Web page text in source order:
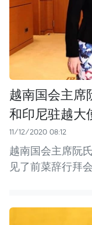
越南国会主席
和印尼驻越大
11/12/2020 08:12
越南国会主席阮
见了前菜辞行拜